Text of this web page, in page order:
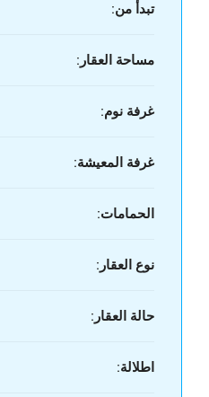
تبدأ من:
مساحة العقار:
غرفة نوم:
غرفة المعيشة:
الحمامات:
نوع العقار:
حالة العقار:
اطلالة: